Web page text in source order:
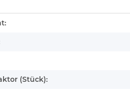
(Stück):